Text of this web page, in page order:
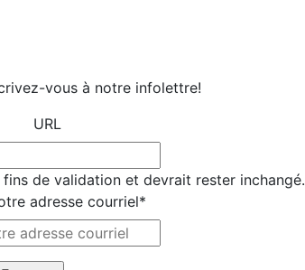
vous à notre infolettre!
URL
fins de validation et devrait rester inchangé.
adresse courriel*